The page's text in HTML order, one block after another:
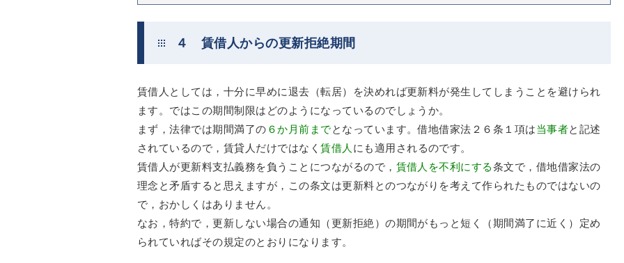
４ 賃借人からの更新拒絶期間
賃借人としては，十分に早めに退去（転居）を決めれば更新料が発生してしまうことを避けられ
ます。ではこの期間制限はどのようになっているのでしょうか。
まず，法律では期間満了の６か月前までとなっています。借地借家法２６条１項は当事者と記述
されているので，賃貸人だけではなく賃借人 にも適用されるのです。
賃借人が更新料支払義務を負うことにつながるので， 賃借人を不利にする条文で，借地借家法の
理念と矛盾すると思えますが，この条文は更新料とのつながりを考えて作られたものではないの
で，おかしくはありません。
なお，特約で，更新しない場合の通知（更新拒絶）の期間がもっと短く（期間満了に近く）定め
られていればその規定のとおりになります。